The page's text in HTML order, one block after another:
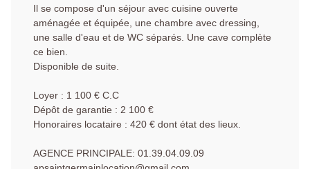
Il se compose d'un séjour avec cuisine ouverte
aménagée et équipée, une chambre avec dressing,
une salle d'eau et de WC séparés. Une cave complète
ce bien.
Disponible de suite.
Loyer : 1 100 € C.C
Dépôt de garantie : 2 100 €
Honoraires locataire : 420 € dont état des lieux.
AGENCE PRINCIPALE: 01.39.04.09.09